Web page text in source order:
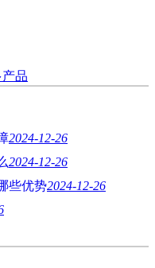
品
2024-12-26
2024-12-26
些优势2024-12-26